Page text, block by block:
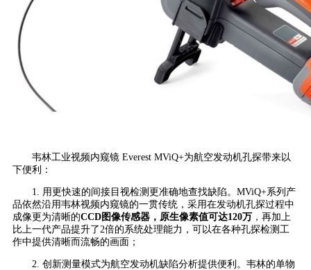
韦林工业视频内窥镜 Everest MViQ+为航空发动机孔探带来以
下便利：
1. 用更快速的间接目视检测更准确地查找缺陷。MViQ+系列产
品依然沿用韦林视频内窥镜的一贯传统，采用在发动机孔探过程中
成像更为清晰的CCD图像传感器，原生像素值可达120万 ，再加上
比上一代产品提升了2倍的系统处理能力，可以在各种孔探检测工
作中提供清晰而流畅的画面；
2. 创新测量模式为航空发动机缺陷分析提供便利。韦林的单物